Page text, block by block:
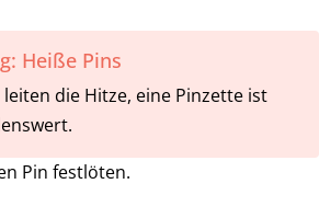
Heiße Pins
leiten die Hitze, eine Pinzette ist
Pin festlöten.